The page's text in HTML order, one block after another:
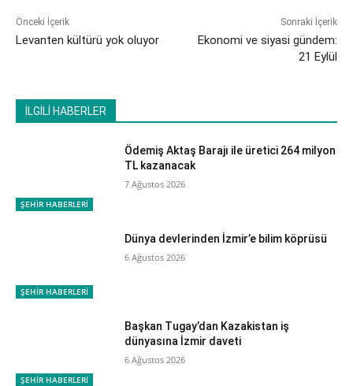
Önceki İçerik
Levanten kültürü yok oluyor
Sonraki İçerik
Ekonomi ve siyasi gündem:
21 Eylül
İLGİLİ HABERLER
ŞEHİR HABERLERİ
Ödemiş Aktaş Barajı ile üretici 264 milyon
TL kazanacak
7 Ağustos 2026
ŞEHİR HABERLERİ
Dünya devlerinden İzmir’e bilim köprüsü
6 Ağustos 2026
ŞEHİR HABERLERİ
Başkan Tugay’dan Kazakistan iş
dünyasına İzmir daveti
6 Ağustos 2026